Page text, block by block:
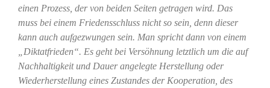
einen Prozess, der von beiden Seiten getragen wird. Das
muss bei einem Friedensschluss nicht so sein, denn dieser
kann auch aufgezwungen sein. Man spricht dann von einem
„Diktatfrieden“. Es geht bei Versöhnung letztlich um die auf
Nachhaltigkeit und Dauer angelegte Herstellung oder
Wiederherstellung eines Zustandes der Kooperation, des